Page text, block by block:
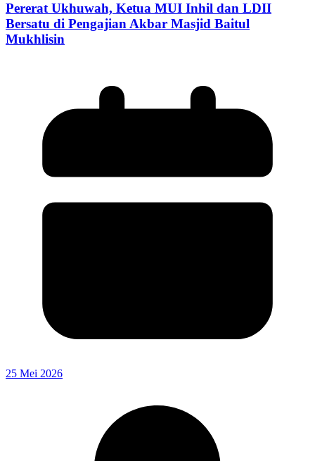
Pererat Ukhuwah, Ketua MUI Inhil dan LDII
Bersatu di Pengajian Akbar Masjid Baitul
Mukhlisin
25 Mei 2026